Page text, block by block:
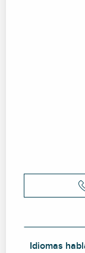
Idiomas
Idiomas